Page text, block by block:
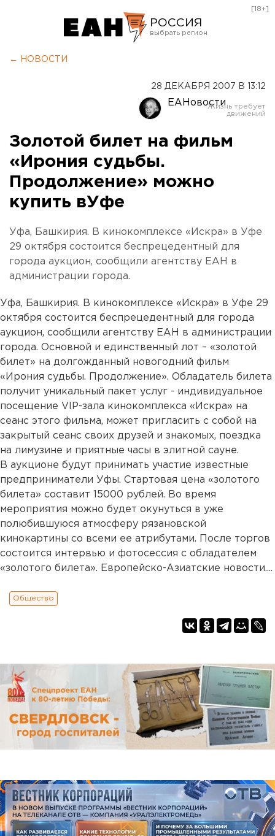
РОССИЯ
Оренбург
[18+]
← НОВОСТИ
28 ДЕКАБРЯ 2007 В 13:12
ЕАНовости
Золотой билет на фильм
«Ирония судьбы.
Продолжение» можно
купить вУфе
Уфа, Башкирия. В кинокомплексе «Искра» в Уфе
29 октября состоится беспрецедентный для
города аукцион, сообщили агентству ЕАН в
администрации города.
Уфа, Башкирия. В кинокомплексе «Искра» в Уфе 29
октября состоится беспрецедентный для города
аукцион, сообщили агентству ЕАН в администрации
города. Основной и единственный лот – «золотой
билет» на долгожданный новогодний фильм
«Ирония судьбы. Продолжение». Обладатель билета
получит уникальный пакет услуг - индивидуальное
посещение VIP-зала кинокомплекса «Искра» на
сеанс этого фильма, может пригласить с собой на
закрытый сеанс своих друзей и знакомых, поездка
на лимузине и приятные часы в элитной сауне.
В аукционе будут принимать участие известные
предприниматели Уфы. Стартовая цена «золотого
билета» составит 15000 рублей. Во время
мероприятия можно будет окунуться в уже
полюбившуюся атмосферу рязановской
кинокартины со всеми ее атрибутами. После торгов
состоится интервью и фотосессия с обладателем
«золотого билета». Европейско-Азиатские новости....
Общество